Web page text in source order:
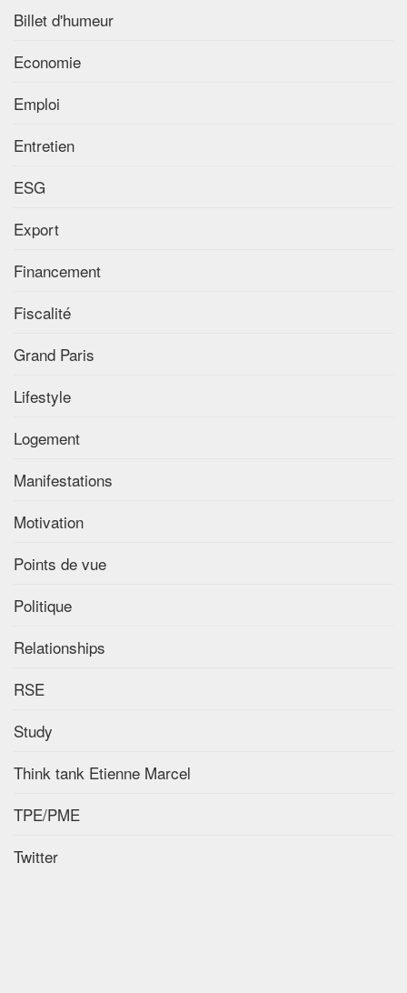
Billet d'humeur
Economie
Emploi
Entretien
ESG
Export
Financement
Fiscalité
Grand Paris
Lifestyle
Logement
Manifestations
Motivation
Points de vue
Politique
Relationships
RSE
Study
Think tank Etienne Marcel
TPE/PME
Twitter